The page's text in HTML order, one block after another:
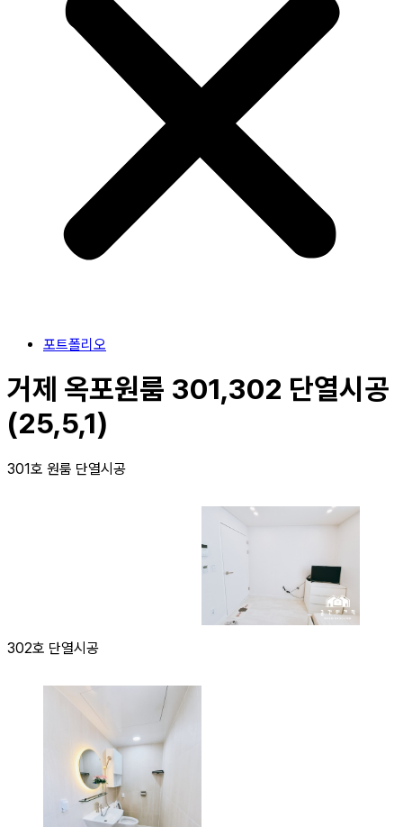
포트폴리오
거제 옥포원룸 301,302 단열시공
(25,5,1)
301호 원룸 단열시공
302호 단열시공